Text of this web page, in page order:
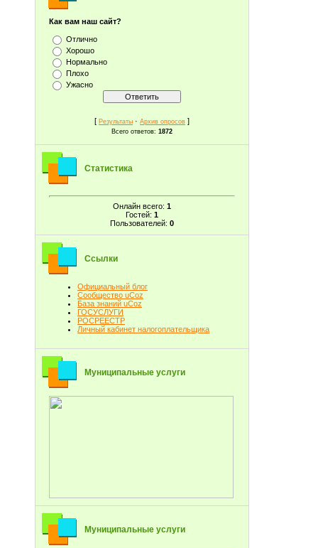
Как вам наш сайт?
Отлично
Хорошо
Нормально
Плохо
Ужасно
[ Результаты · Архив опросов ]
Всего ответов: 1872
Статистика
Онлайн всего: 1
Гостей: 1
Пользователей: 0
Ссылки
Официальный блог
Сообщество uCoz
База знаний uCoz
ГОСУСЛУГИ
РОСРЕЕСТР
Личный кабинет налогоплательщика
Муниципальные услуги
Муниципальные услуги